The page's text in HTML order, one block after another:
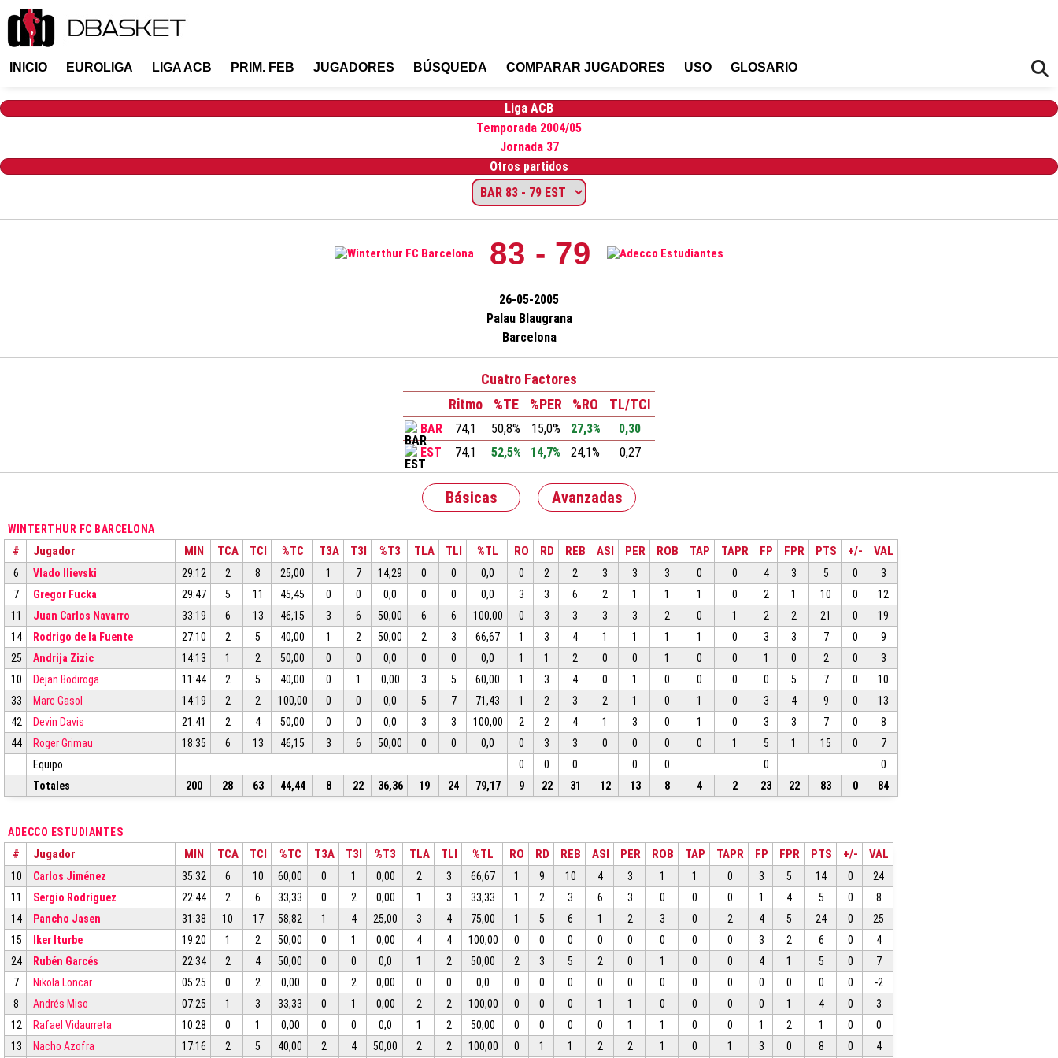
INICIO EUROLIGA LIGA ACB PRIM. FEB JUGADORES BÚSQUEDA COMPARAR JUGADORES USO GLOSARIO
Liga ACB
Temporada 2004/05
Jornada 37
Otros partidos
83 - 79
26-05-2005
Palau Blaugrana
Barcelona
Cuatro Factores
Ritmo
%TE %PER %RO TL/TCI
BAR 74,1 50,8% 15,0% 27,3%
0,30
EST
74,1 52,5% 14,7% 24,1% 0,27
Básicas Avanzadas
WINTERTHUR FC BARCELONA
# Jugador MIN TCA TCI %TC T3A T3I %T3 TLA TLI %TL RO RD REB ASI PER ROB TAP TAPR FP FPR PTS +/- VAL
6 Vlado Ilievski 29:12 2 8 25,00 1 7 14,29 0 0 0,0 0 2 2 3 3 3 0 0 4 3 5 0
3
7
Gregor Fucka 29:47 5 11 45,45 0 0 0,0 0 0 0,0 3 3 6 2 1 1 1 0 2 1 10 0
12
11
Juan Carlos Navarro 33:19 6 13 46,15 3 6 50,00 6 6 100,00 0 3 3 3 3 2 0 1 2 2 21 0
19
14
Rodrigo de la Fuente 27:10 2 5 40,00 1 2 50,00 2 3 66,67 1 3 4 1 1 1 1 0 3 3 7 0
9
25
Andrija Zizic 14:13 1 2 50,00 0 0 0,0 0 0 0,0 1 1 2 0 0 1 0 0 1 0 2 0
3
10
Dejan Bodiroga 11:44 2 5 40,00 0 1 0,00 3 5 60,00 1 3 4 0 1 0 0 0 0 5 7 0
10
33
Marc Gasol 14:19 2 2 100,00 0 0 0,0 5 7 71,43 1 2 3 2 1 0 1 0 3 4 9 0
13
42
Devin Davis 21:41 2 4 50,00 0 0 0,0 3 3 100,00 2 2 4 1 3 0 1 0 3 3 7 0
8
44
Roger Grimau 18:35 6 13 46,15 3 6 50,00 0 0 0,0 0 3 3 0 0 0 0 1 5 1 15 0
7
Equipo
0 0 0 0 0 0
0
Totales
200 28 63 44,44 8 22 36,36 19 24 79,17 9 22 31 12 13 8 4 2 23 22 83 0 84
ADECCO ESTUDIANTES
# Jugador MIN TCA TCI %TC T3A T3I %T3 TLA TLI %TL RO RD REB ASI PER ROB TAP TAPR FP FPR PTS +/- VAL
10 Carlos Jiménez 35:32 6 10 60,00 0 1 0,00 2 3 66,67 1 9 10 4 3 1 1 0 3 5 14 0
24
11
Sergio Rodríguez 22:44 2 6 33,33 0 2 0,00 1 3 33,33 1 2 3 6 3 0 0 0 1 4 5 0
8
14
Pancho Jasen 31:38 10 17 58,82 1 4 25,00 3 4 75,00 1 5 6 1 2 3 0 2 4 5 24 0
25
15
Iker Iturbe 19:20 1 2 50,00 0 1 0,00 4 4 100,00 0 0 0 0 0 0 0 0 3 2 6 0
4
24
Rubén Garcés 22:34 2 4 50,00 0 0 0,0 1 2 50,00 2 3 5 2 0 1 0 0 4 1 5 0
7
7
Nikola Loncar 05:25 0 2 0,00 0 2 0,00 0 0 0,0 0 0 0 0 0 0 0 0 0 0 0 0
-2
8
Andrés Miso 07:25 1 3 33,33 0 1 0,00 2 2 100,00 0 0 0 1 1 0 0 0 0 1 4 0
3
12
Rafael Vidaurreta 10:28 0 1 0,00 0 0 0,0 1 2 50,00 0 0 0 0 1 1 0 0 1 2 1 0
0
13
Nacho Azofra 17:16 2 5 40,00 2 4 50,00 2 2 100,00 0 1 1 2 2 1 0 1 3 0 8 0 4